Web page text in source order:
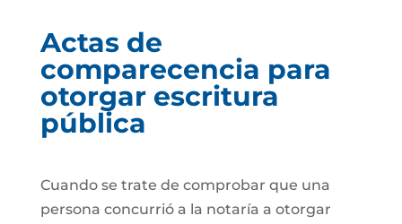
Actas de
comparecencia para
otorgar escritura
pública
Cuando se trate de comprobar que una
persona concurrió a la notaría a otorgar